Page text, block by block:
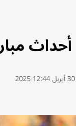
30 أبريل 12:44 2025